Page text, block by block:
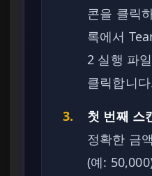
콘을 클릭
록에서
2 실행 파
클릭합니
3.
첫 번째 스
정확한 금
(예: